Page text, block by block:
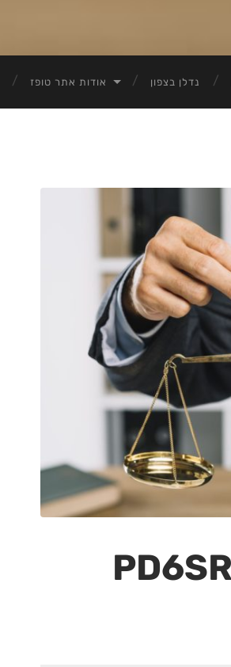
נדלן בצפון אודות אתר טופז